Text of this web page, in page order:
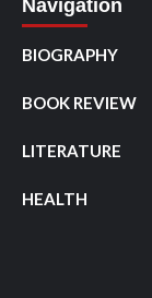
Navigation
BIOGRAPHY
BOOK REVIEW
LITERATURE
HEALTH